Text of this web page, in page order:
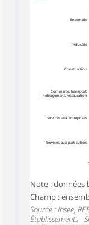
Ensemble
Industrie
Construction
Commerce, transport,
hébergement, restauration
Services aux entreprises
Services aux particuliers
Note : données
Champ :
Source : Insee,
Établissements -